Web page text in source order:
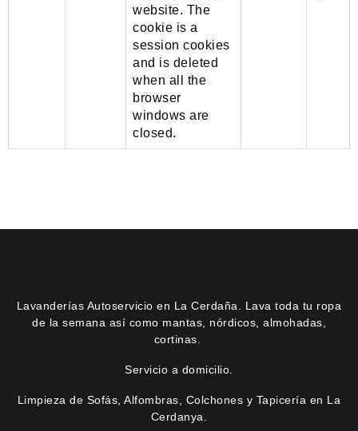
website. The
cookie is a
session cookies
and is deleted
when all the
browser
windows are
closed.
Lavanderías Autoservicio en La Cerdaña. Lava toda tu ropa
de la semana así como mantas, nórdicos, almohadas,
cortinas.
Servicio a domicilio.
Limpieza de Sofás, Alfombras, Colchones y Tapicería en La
Cerdanya